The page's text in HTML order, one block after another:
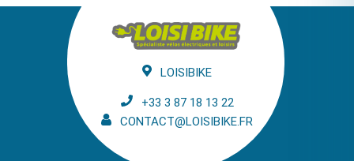
LOISIBIKE
+33 3 87 18 13 22
CONTACT@LOISIBIKE.FR